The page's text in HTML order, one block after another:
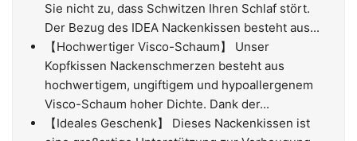
Sie nicht zu, dass Schwitzen Ihren Schlaf stört.
Der Bezug des IDEA Nackenkissen besteht aus...
【Hochwertiger Visco-Schaum】 Unser
Kopfkissen Nackenschmerzen besteht aus
hochwertigem, ungiftigem und hypoallergenem
Visco-Schaum hoher Dichte. Dank der...
【Ideales Geschenk】 Dieses Nackenkissen ist